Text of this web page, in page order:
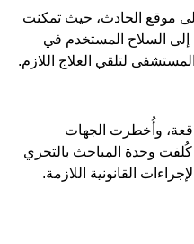
إلى موقع الحادث، حيث تمكنت
إلى السلاح المستخدم في
لتلقي العلاج اللازم.
وأُخطرت الجهات
كُلفت وحدة المباحث بالتحري
القانونية اللازمة.